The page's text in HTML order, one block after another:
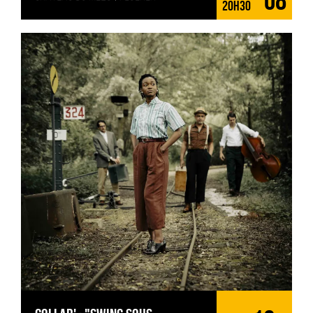
20H30